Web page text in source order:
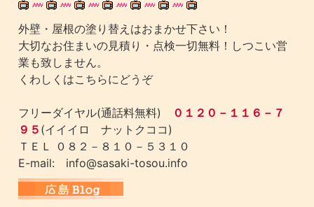
外壁・屋根の塗り替えはおまかせ下さい！
大切なお住まいの見積り・点検一切無料！しつこい営
業も致しません。
くわしくはこちらにどうぞ
フリーダイヤル(通話料無料)
０１２０－１１６－７
９５ (イイイロ ナットクココ)
ＴＥＬ ０８２－８１０－５３１０
E-mail: info@sasaki-tosou.info